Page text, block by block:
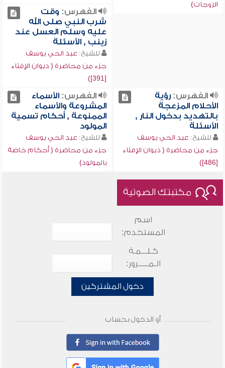
الزوجات)
الفهرس: وقت
شرب النبي صلى الله
عليه وسلم العسل عند
زينب , الأسئلة
للشيخ: عبد الحي يوسف
جزء من محاضرة ( ديوان الإفتاء
[391])
الفهرس:رؤية
الأحلام المزعجة
بالتهديد بدخول النار ,
الأسئلة
للشيخ: عبد الحي يوسف
جزء من محاضرة ( ديوان الإفتاء
[486])
الفهرس:الأسماء
المشروعة والأسماء
الممنوعة , أحكام تسمية
المولود
للشيخ: عبد الحي يوسف
جزء من محاضرة ( أحكام خاصة
بالمولود)
مكتبتك الصوتية
اسم
المستخدم:
كـلـــمـة
الـمـــــرور:
دخول المشتركين
أو الدخول بحساب